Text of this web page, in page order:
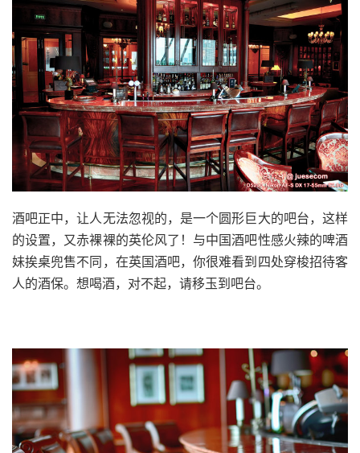
酒吧正中，让人无法忽视的，是一个圆形巨大的吧台，这样
的设置，又赤裸裸的英伦风了！与中国酒吧性感火辣的啤酒
妹挨桌兜售不同，在英国酒吧，你很难看到四处穿梭招待客
人的酒保。想喝酒，对不起，请移玉到吧台。